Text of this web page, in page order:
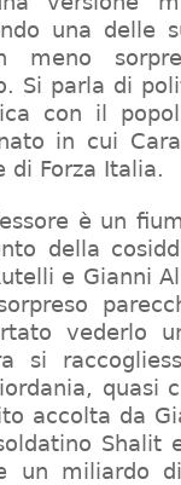
una delle
meno
Si parla di
con il
in cui
di Forza Italia.
è un
della
e Gianni
vederlo
si
quasi
accolta da
Shalit
un miliardo